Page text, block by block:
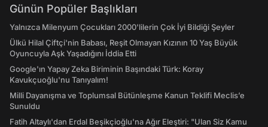
Günün Popüler Başlıkları
Yalnızca Milenyum Çocukları 2000'lilerin Çok İyi Bildiği Şeyler
Ülkü Hilal Çiftçi'nin Babası, Reşit Olmayan Kızının 10 Yaş Büyük
Oyuncuyla Aşk Yaşadığını İddia Etti
Google'ın Yapay Zeka Biriminin Başındaki Türk: Koray
Kavukçuoğlu'nu Tanıyalım!
Milli Dayanışma ve Toplumsal Bütünleşme Kanun Teklifi Meclis’e
Sunuldu
Fatih Altaylı'dan Erdal Beşikçioğlu'na Ağır Eleştiri: "Ulan Siz Kamu